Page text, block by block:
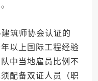
筑师协会认证的
以上国际工程经验
中当地雇员比例不
配备双证人员（职